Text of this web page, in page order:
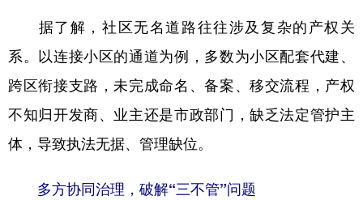
据了解，社区无名道路往往涉及复杂的产权关
系。以连接小区的通道为例，多数为小区配套代建、
跨区衔接支路，未完成命名、备案、移交流程，产权
不知归开发商、业主还是市政部门，缺乏法定管护主
体，导致执法无据、管理缺位。
多方协同治理，破解“三不管”问题